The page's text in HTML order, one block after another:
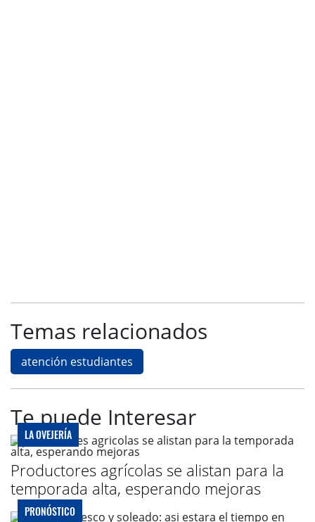
Temas relacionados
atención estudiantes
Te puede Interesar
LA OVEJERÍA
Productores agrícolas se alistan para la
temporada alta, esperando mejoras
PRONÓSTICO